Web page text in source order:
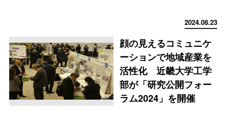
2024.08.23
顔の見えるコミュニケ
ーションで地域産業を
活性化 近畿大学工学
部が「研究公開フォー
ラム2024」を開催